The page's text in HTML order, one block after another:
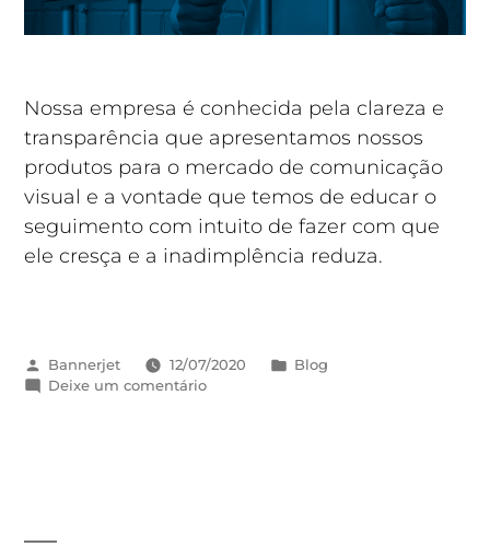
Nossa empresa é conhecida pela clareza e
transparência que apresentamos nossos
produtos para o mercado de comunicação
visual e a vontade que temos de educar o
seguimento com intuito de fazer com que
ele cresça e a inadimplência reduza.
Bannerjet 12/07/2020
Blog
Deixe um comentário